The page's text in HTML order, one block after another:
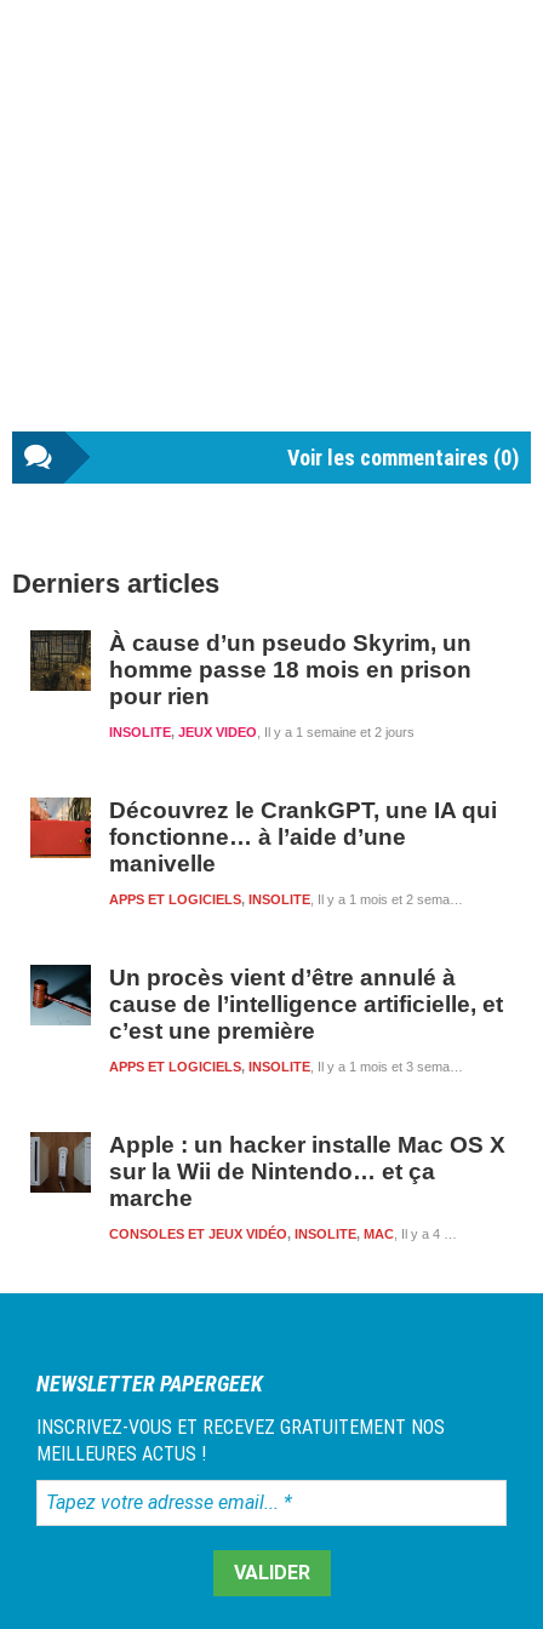
Voir les commentaires (0)
latérale
Derniers articles
À cause d’un pseudo Skyrim, un
homme passe 18 mois en prison
pour rien
Il y a 1 semaine et 2 jours
INSOLITE, JEUX VIDEO
Découvrez le CrankGPT, une IA qui
fonctionne… à l’aide d’une
manivelle
Il y a 1 mois et 2 semaines
APPS ET LOGICIELS, INSOLITE
Un procès vient d’être annulé à
cause de l’intelligence artificielle, et
c’est une première
Il y a 1 mois et 3 semaines
APPS ET LOGICIELS, INSOLITE
Apple : un hacker installe Mac OS X
sur la Wii de Nintendo… et ça
marche
Il y a 4 mois et 8 heures
CONSOLES ET JEUX VIDÉO, INSOLITE, MAC
NEWSLETTER PAPERGEEK
INSCRIVEZ-VOUS ET RECEVEZ GRATUITEMENT NOS
MEILLEURES ACTUS !
Tapez
votre